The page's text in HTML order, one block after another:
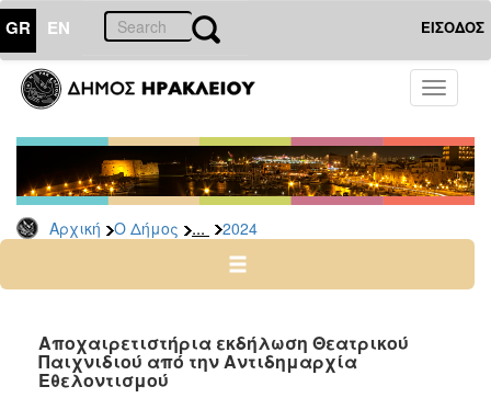
GR EN ΕΙΣΟΔΟΣ
Toggle
Αρχική Ο Δήμος ... 2024
ΔΗΜΟΣ
Δελτία
Τύπου
Αρχείο
2026
2024
2022
Αποχαιρετιστήρια εκδήλωση Θεατρικού
Παιχνιδιού από την Αντιδημαρχία
Εθελοντισμού